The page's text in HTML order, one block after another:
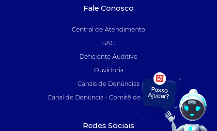
Fale Conosco
Central de Atendimento
SAC
Deficiente Auditivo
Ouvidoria
Canais de Denúncias
Canal de Denúncia - Comitê de Auditoria
Redes Sociais